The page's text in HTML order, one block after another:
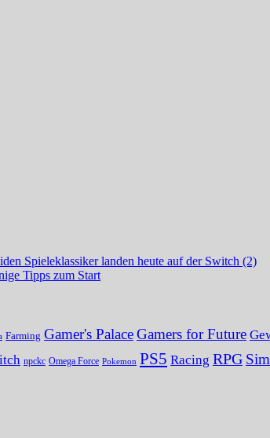
Spieleklassiker landen heute auf der Switch (2)
Tipps zum Start
Farming Gamer's PalaceGamers for Future
npckc Omega Force Pokemon PS5 Racing RPG